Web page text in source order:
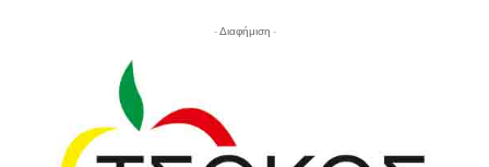
- Διαφήμιση -